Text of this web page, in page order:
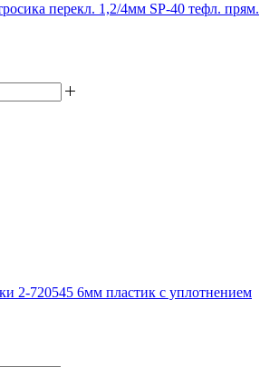
перекл. 1,2/4мм SP-40 тефл. прям.
2-720545 6мм пластик с уплотнением